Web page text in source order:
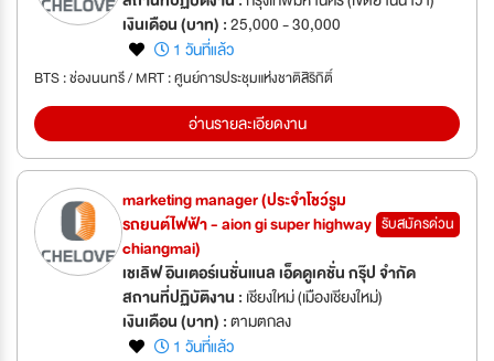
เงินเดือน (บาท) :25,000 - 30,000
1 วันที่แล้ว
BTS : ช่องนนทรี / MRT : ศูนย์การประชุมแห่งชาติสิริกิติ์
อ่านรายละเอียดงาน
marketing manager (ประจำโชว์รูม
รถยนต์ไฟฟ้า - aion gi super highway
chiangmai)
รับสมัครด่วน
เชเลิฟ อินเตอร์เนชั่นแนล เอ็ดดูเคชั่น กรุ๊ป จำกัด
สถานที่ปฏิบัติงาน : เชียงใหม่ (เมืองเชียงใหม่)
เงินเดือน (บาท) :ตามตกลง
1 วันที่แล้ว